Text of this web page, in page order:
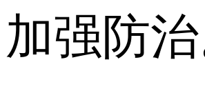
加强防治